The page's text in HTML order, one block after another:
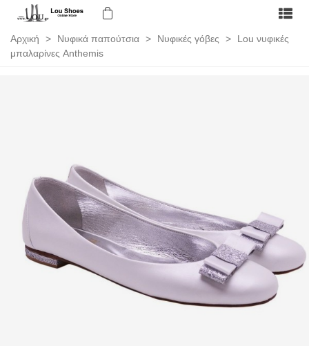
Αρχική > Νυφικά παπούτσια > Νυφικές γόβες >
Lou νυφικές
μπαλαρίνες Anthemis